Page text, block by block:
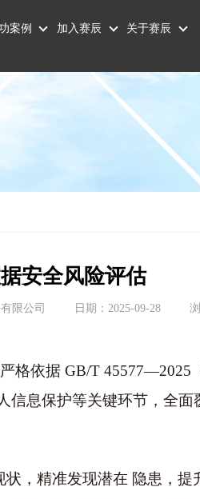
案例 加入赛辰 关于赛辰
安全风险评估
限公司 日期：2025-09-28
格依据 GB/T
息保护等关键环节，全
状，精准发现潜在 隐患，提